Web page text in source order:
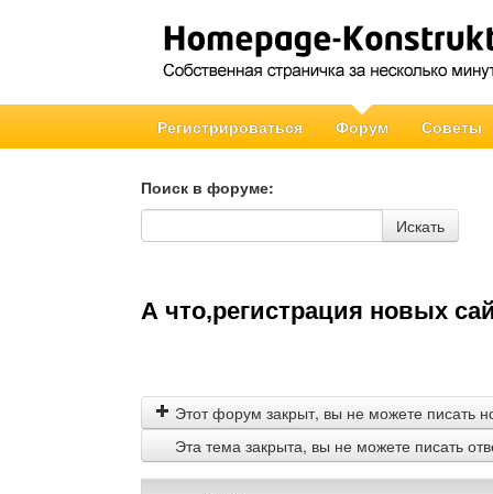
Регистрироваться Форум Советы
Поиск в форуме:
Поиск в форуме
Искать
А что,регистрация новых
Этот форум закрыт, вы не можете писать
Эта тема закрыта, вы не можете писать